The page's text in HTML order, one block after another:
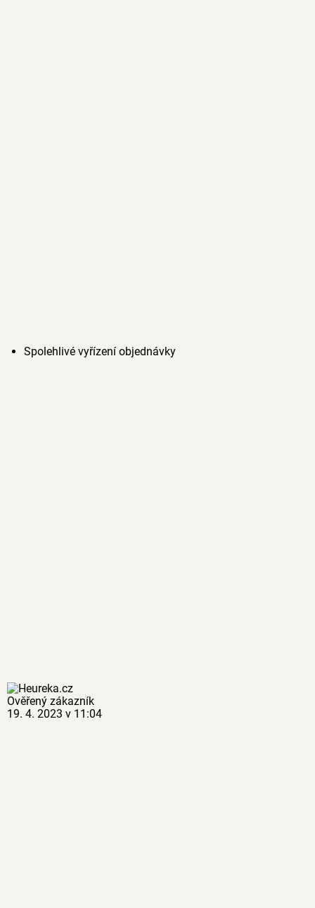
Spolehlivé vyřízení objednávky
Ověřený zákazník
19. 4. 2023 v 11:04